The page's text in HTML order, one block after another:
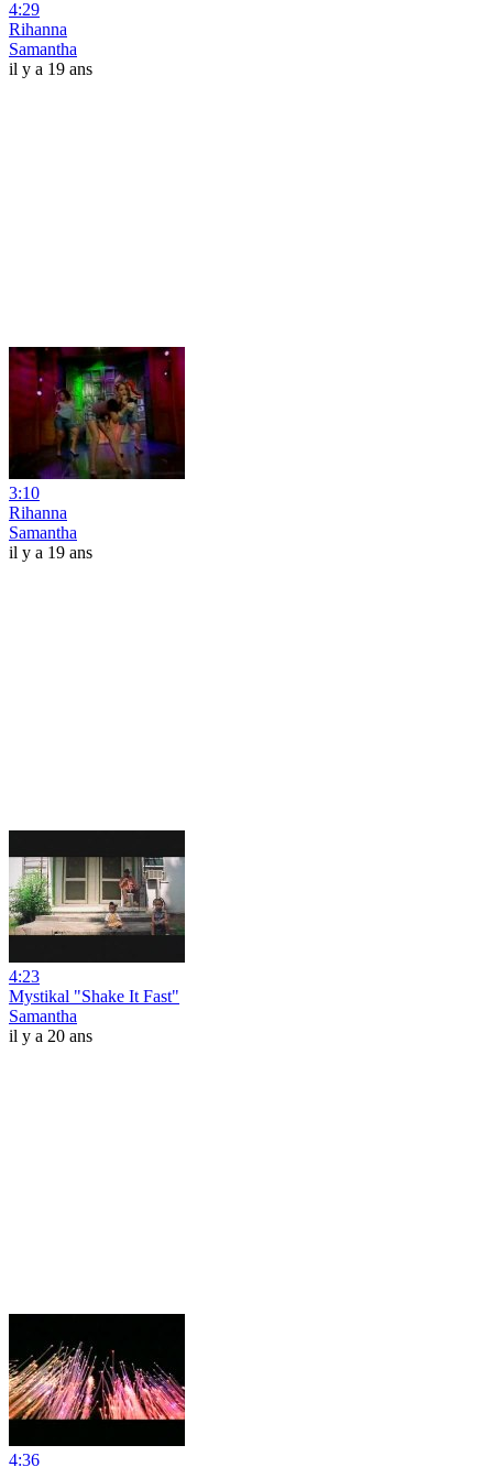
4:29
Rihanna
Samantha
il y a 19 ans
3:10
Rihanna
Samantha
il y a 19 ans
4:23
Mystikal "Shake It Fast"
Samantha
il y a 20 ans
4:36